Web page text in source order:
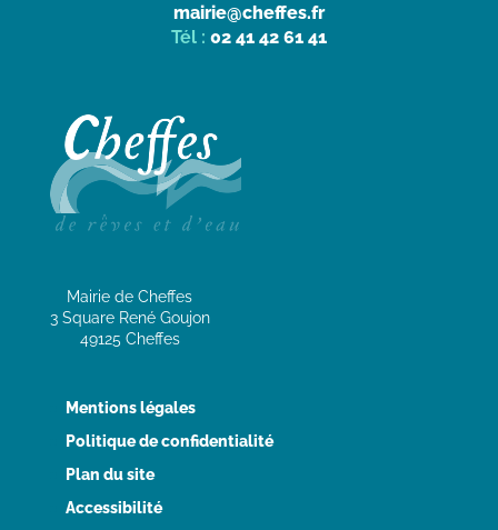
mairie@cheffes.fr
Tél : 02 41 42 61 41
Mairie de Cheffes
3 Square René Goujon
49125 Cheffes
Mentions légales
Politique de confidentialité
Plan du site
Accessibilité